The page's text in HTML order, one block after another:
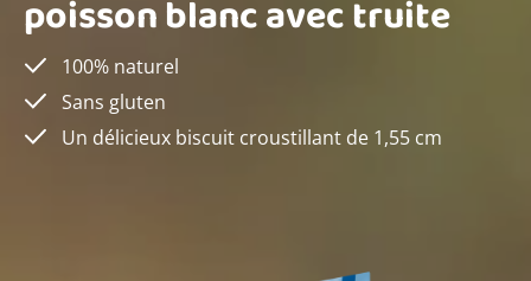
poisson blanc avec truite
100% naturel
Sans gluten
Un délicieux biscuit croustillant de 1,55 cm